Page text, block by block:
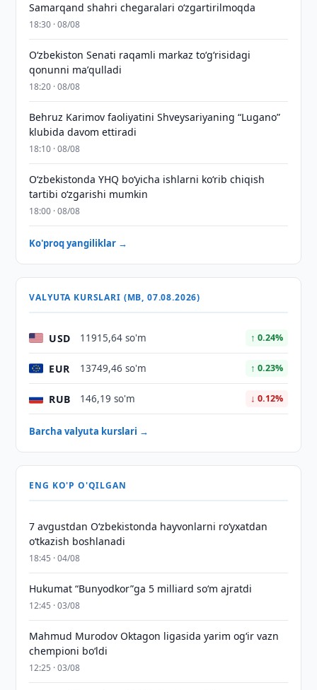
Samarqand shahri chegaralari oʻzgartirilmoqda
18:30 · 08/08
Oʻzbekiston Senati raqamli markaz toʻgʻrisidagi
qonunni maʼqulladi
18:20 · 08/08
Behruz Karimov faoliyatini Shveysariyaning “Lugano”
klubida davom ettiradi
18:10 · 08/08
O‘zbekistonda YHQ bo‘yicha ishlarni ko‘rib chiqish
tartibi o‘zgarishi mumkin
18:00 · 08/08
Ko'proq yangiliklar →
VALYUTA KURSLARI (MB, 07.08.2026)
USD 11915,64 so'm ↑ 0.24%
EUR 13749,46 so'm ↑ 0.23%
RUB 146,19 so'm ↓ 0.12%
Barcha valyuta kurslari →
ENG KO'P O'QILGAN
7 avgustdan O‘zbekistonda hayvonlarni ro‘yxatdan
o‘tkazish boshlanadi
18:45 · 04/08
Hukumat “Bunyodkor”ga 5 milliard so‘m ajratdi
12:45 · 03/08
Mahmud Murodov Oktagon ligasida yarim og‘ir vazn
chempioni bo‘ldi
12:25 · 03/08